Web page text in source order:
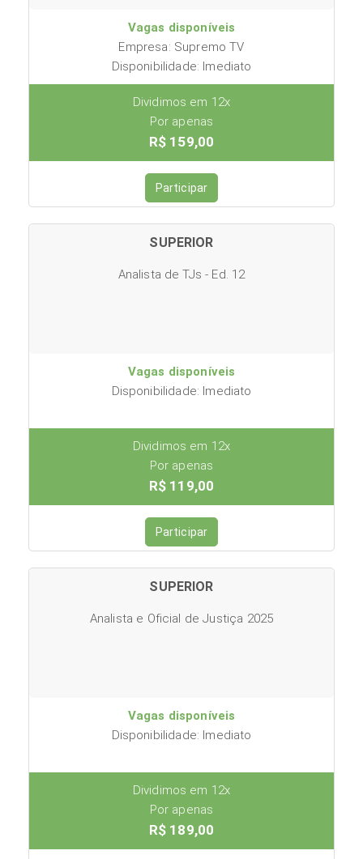
Vagas disponíveis
Empresa: Supremo TV
Disponibilidade: Imediato
Dividimos em 12x
Por apenas
R$ 159,00
Participar
SUPERIOR
Analista de TJs - Ed. 12
Vagas disponíveis
Disponibilidade: Imediato
Dividimos em 12x
Por apenas
R$ 119,00
Participar
SUPERIOR
Analista e Oficial de Justiça 2025
Vagas disponíveis
Disponibilidade: Imediato
Dividimos em 12x
Por apenas
R$ 189,00